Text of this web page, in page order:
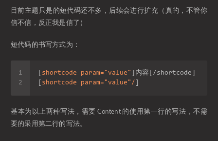
目前主题只是的短代码还不多，后续会进行扩充（真的，不管你
信不信，反正我是信了）
短代码的书写方式为：
shortcode param="value"
shortcode param="value" /
基本为以上两种写法，需要 Content 的使用第一行的写法，不需
要的采用第二行的写法。